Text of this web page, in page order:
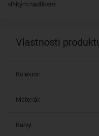
vlhkým hadříkem.
Vlastnosti
Kolekce:
Materiál:
Barvy: